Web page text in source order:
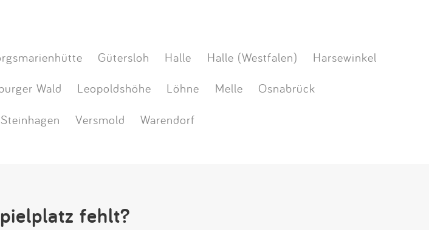
Gütersloh Halle Halle (Westfalen) Harsewinkel
Wald Leopoldshöhe Löhne Melle
Osnabrück
Steinhagen Versmold Warendorf
fehlt?